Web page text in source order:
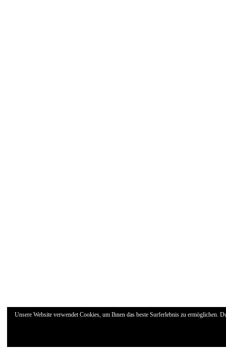
Unsere Website verwendet Cookies, um Ihnen das beste Surferlebnis zu